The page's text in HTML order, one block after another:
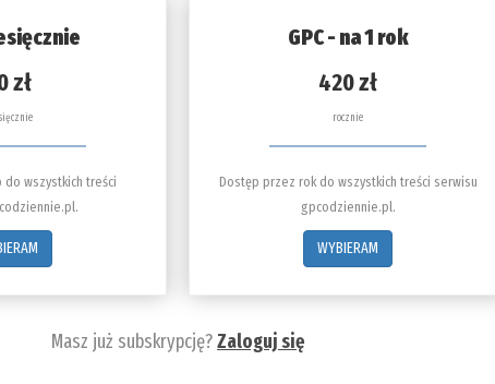
zł
do wszystkich treści
GPC - na 1 rok
420 zł
rocznie
Dostęp przez rok do wszystkich treści serwisu
gpcodziennie.pl.
WYBIERAM
Masz już subskrypcję?Zaloguj się